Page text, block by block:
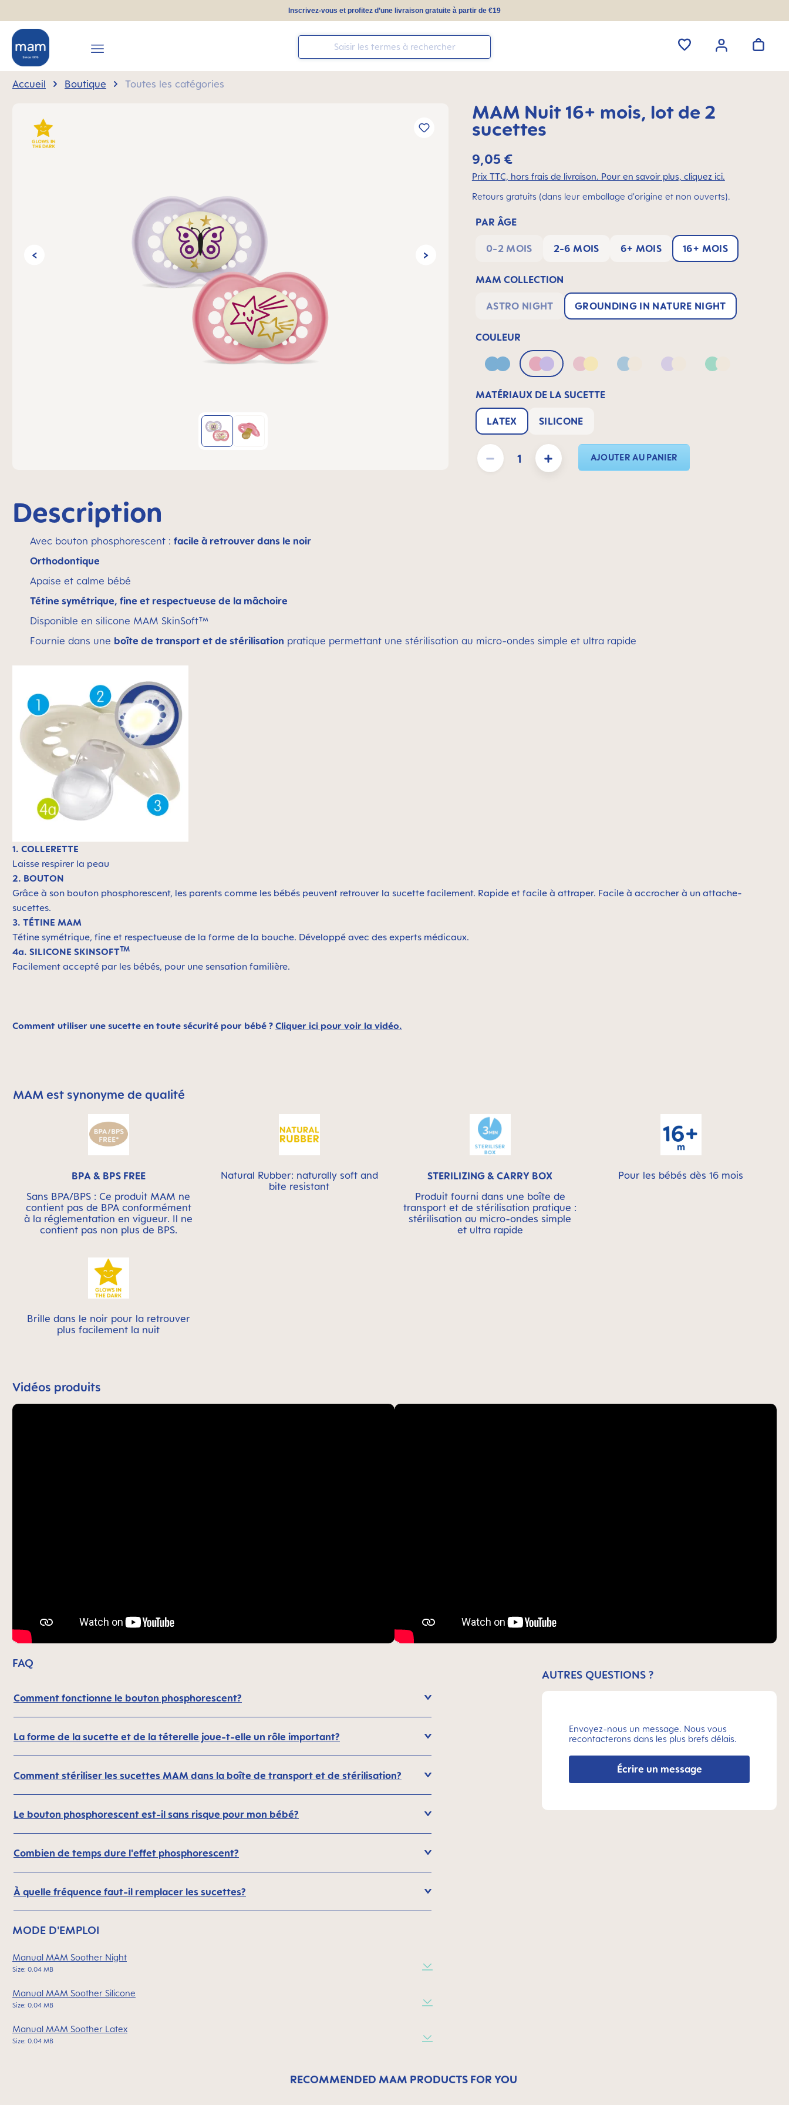
Inscrivez-vous et profitez d’une livraison gratuite à partir de €19
Accueil Boutique Toutes les catégories
MAM Nuit 16+ mois, lot de 2
sucettes
9,05 €
Prix TTC, hors frais de livraison. Pour en savoir plus, cliquez ici.
Retours gratuits (dans leur emballage d'origine et non ouverts).
PAR ÂGE
0-2 MOIS 2-6 MOIS 6+ MOIS 16+ MOIS
MAM COLLECTION
ASTRO NIGHT GROUNDING IN NATURE NIGHT
COULEUR
Blue Pink & LilacPink & YellowBlue & NeutralLilac & NeutralGreen &
MATÉRIAUX DE LA SUCETTE
LATEX SILICONE
Quantité de produit : Entrez la quantité souhaitée ou utilisez les boutons pour augmenter ou
AJOUTER AU PANIER
Description
Avec bouton phosphorescent : facile à retrouver dans le noir
Orthodontique
Apaise et calme bébé
Tétine symétrique, fine et respectueuse de la mâchoire
Disponible en silicone MAM SkinSoft™
Fournie dans une boîte de transport et de stérilisation pratique permettant une stérilisation au micro-ondes simple et ultra rapide
1. COLLERETTE
Laisse respirer la peau
2. BOUTON
Grâce à son bouton phosphorescent, les parents comme les bébés peuvent retrouver la sucette facilement. Rapide et facile à attraper. Facile à accrocher à un attache-
sucettes.
3. TÉTINE MAM
Tétine symétrique, fine et respectueuse de la forme de la bouche. Développé avec des experts médicaux.
4a. SILICONE SKINSOFTTM
Facilement accepté par les bébés, pour une sensation familière.
Comment utiliser une sucette en toute sécurité pour bébé ? Cliquer ici pour voir la vidéo.
Skip MAM Means Quality Icon Bar
MAM est synonyme de qualité
BPA & BPS FREE
Sans BPA/BPS : Ce produit MAM ne
contient pas de BPA conformément
à la réglementation en vigueur. Il ne
contient pas non plus de BPS.
Natural Rubber: naturally soft and
bite resistant
STERILIZING & CARRY BOX
Produit fourni dans une boîte de
transport et de stérilisation pratique :
stérilisation au micro-ondes simple
et ultra rapide
Pour les bébés dès 16 mois
Brille dans le noir pour la retrouver
plus facilement la nuit
Vidéos produits
FAQ
Comment fonctionne le bouton phosphorescent?
La forme de la sucette et de la téterelle joue-t-elle un rôle important?
Comment stériliser les sucettes MAM dans la boîte de transport et de stérilisation?
Le bouton phosphorescent est-il sans risque pour mon bébé?
Combien de temps dure l'effet phosphorescent?
À quelle fréquence faut-il remplacer les sucettes?
MODE D'EMPLOI
Manual MAM Soother Night
Size: 0.04 MB
Manual MAM Soother Silicone
Size: 0.04 MB
Manual MAM Soother Latex
Size: 0.04 MB
AUTRES QUESTIONS ?
Envoyez-nous un message. Nous vous
recontacterons dans les plus brefs délais.
Écrire un message
RECOMMENDED MAM PRODUCTS FOR YOU